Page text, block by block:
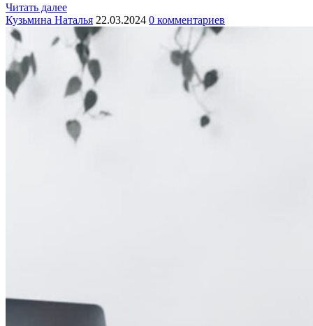
Читать далее
Кузьмина Наталья 22.03.2024 0 комментариев